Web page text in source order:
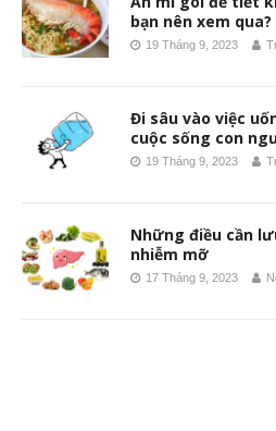
bạn nên xem qua?
19 Tháng 9, 2023
Đi sâu vào việc
cuộc sống con
19 Tháng 9, 2023
Những điều cần
nhiễm mỡ
17 Tháng 9, 2023